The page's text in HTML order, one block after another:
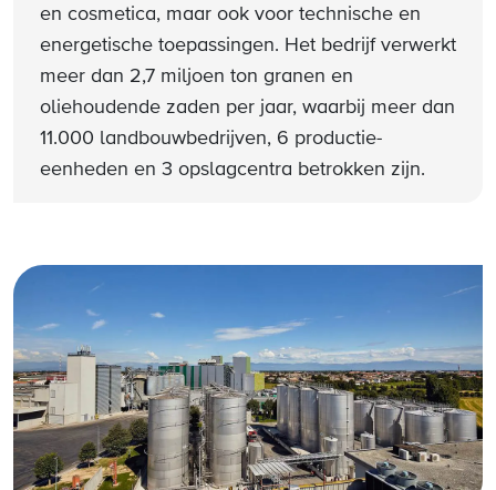
en cosmetica, maar ook voor technische en
energetische toepassingen. Het bedrijf verwerkt
meer dan 2,7 miljoen ton granen en
oliehoudende zaden per jaar, waarbij meer dan
11.000 landbouwbedrijven, 6 productie-
eenheden en 3 opslagcentra betrokken zijn.